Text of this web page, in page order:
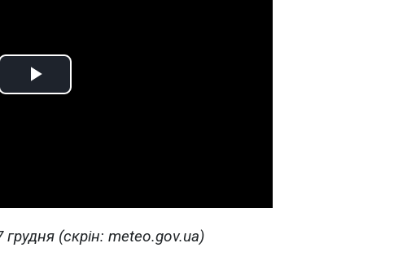
Play
грудня (скрін: meteo.gov.ua)